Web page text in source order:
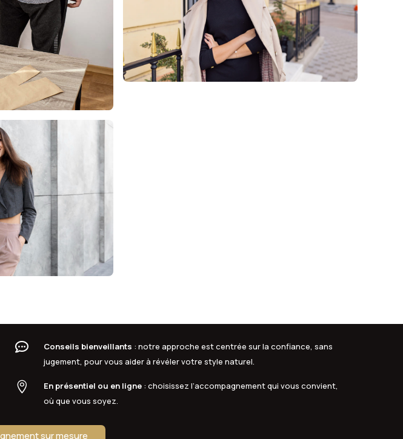
 Conseils bienveillants : notre approche est centrée sur la confiance, sans
jugement, pour vous aider à révéler votre style naturel.
 En présentiel ou en ligne: choisissez l’accompagnement qui vous convient,
où que vous soyez.
sur mesure